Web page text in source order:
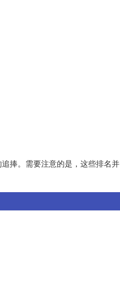
捧。需要注意的是，这些排名并